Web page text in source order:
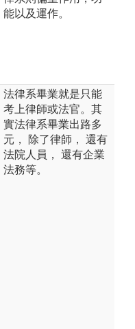
能以及運作。
法律系畢業就是只能
考上律師或法官。其
實法律系畢業出路多
元， 除了律師， 還有
法院人員， 還有企業
法務等。